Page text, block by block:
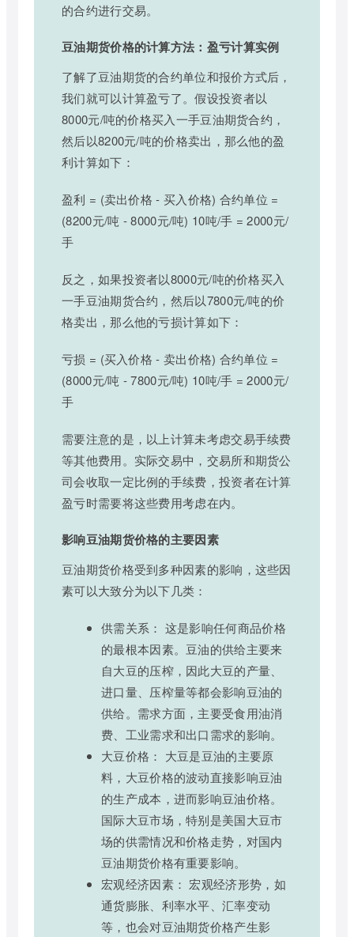
的合约进行交易。
豆油期货价格的计算方法：盈亏计算实例
了解了豆油期货的合约单位和报价方式后，
我们就可以计算盈亏了。假设投资者以
8000元/吨的价格买入一手豆油期货合约，
然后以8200元/吨的价格卖出，那么他的盈
利计算如下：
盈利 = (卖出价格 - 买入价格) 合约单位 =
(8200元/吨 - 8000元/吨) 10吨/手 = 2000元/
手
反之，如果投资者以8000元/吨的价格买入
一手豆油期货合约，然后以7800元/吨的价
格卖出，那么他的亏损计算如下：
亏损 = (买入价格 - 卖出价格) 合约单位 =
(8000元/吨 - 7800元/吨) 10吨/手 = 2000元/
手
需要注意的是，以上计算未考虑交易手续费
等其他费用。实际交易中，交易所和期货公
司会收取一定比例的手续费，投资者在计算
盈亏时需要将这些费用考虑在内。
影响豆油期货价格的主要因素
豆油期货价格受到多种因素的影响，这些因
素可以大致分为以下几类：
供需关系： 这是影响任何商品价格
的最根本因素。豆油的供给主要来
自大豆的压榨，因此大豆的产量、
进口量、压榨量等都会影响豆油的
供给。需求方面，主要受食用油消
费、工业需求和出口需求的影响。
大豆价格： 大豆是豆油的主要原
料，大豆价格的波动直接影响豆油
的生产成本，进而影响豆油价格。
国际大豆市场，特别是美国大豆市
场的供需情况和价格走势，对国内
豆油期货价格有重要影响。
宏观经济因素： 宏观经济形势，如
通货膨胀、利率水平、汇率变动
等，也会对豆油期货价格产生影